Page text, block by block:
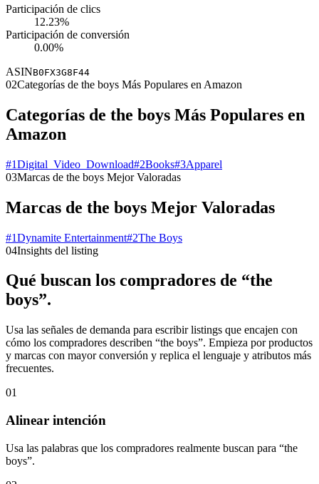
Participación de clics
12.23%
Participación de conversión
0.00%
ASINB0FX3G8F44
02Categorías de the boys Más Populares en Amazon
Categorías de the boys Más Populares en
Amazon
#1Digital_Video_Download#2Books#3Apparel
03Marcas de the boys Mejor Valoradas
Marcas de the boys Mejor Valoradas
#1Dynamite Entertainment#2The Boys
04Insights del listing
Qué buscan los compradores de “the
boys”.
Usa las señales de demanda para escribir listings que encajen con
cómo los compradores describen “the boys”. Empieza por productos
y marcas con mayor conversión y replica el lenguaje y atributos más
frecuentes.
01
Alinear intención
Usa las palabras que los compradores realmente buscan para “the
boys”.